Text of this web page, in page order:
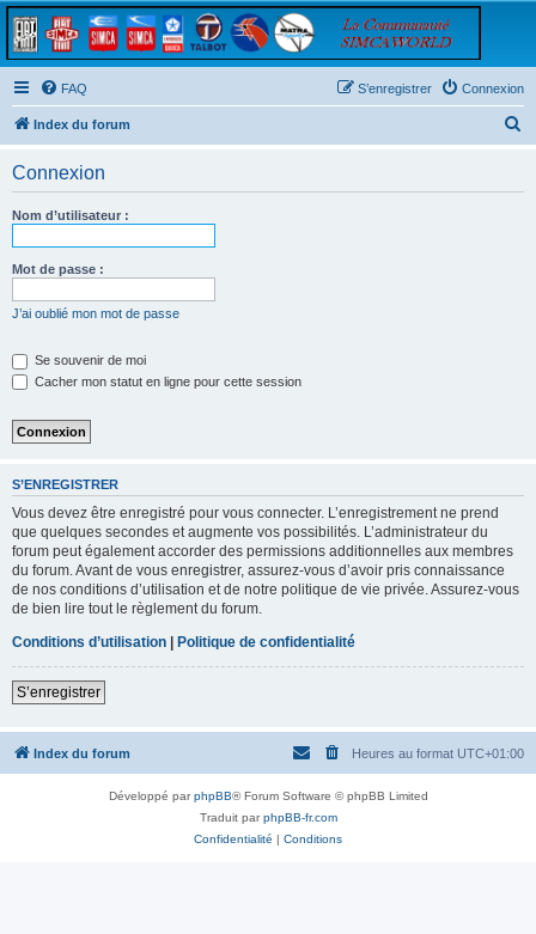
FAQ Connexion
S’enregistrer
Index du forum
Connexion
Nom d’utilisateur :
Mot de passe :
J’ai oublié mon mot de passe
Se souvenir de moi
Cacher mon statut en ligne pour cette session
S’ENREGISTRER
Vous devez être enregistré pour vous connecter. L’enregistrement ne prend
que quelques secondes et augmente vos possibilités. L’administrateur du
forum peut également accorder des permissions additionnelles aux membres
du forum. Avant de vous enregistrer, assurez-vous d’avoir pris connaissance
de nos conditions d’utilisation et de notre politique de vie privée. Assurez-vous
de bien lire tout le règlement du forum.
Conditions d’utilisation | Politique de confidentialité
S’enregistrer
Index du forum Heures au format UTC+01:00
Développé parphpBB® Forum Software © phpBB Limited
Traduit parphpBB-fr.com
Confidentialité | Conditions